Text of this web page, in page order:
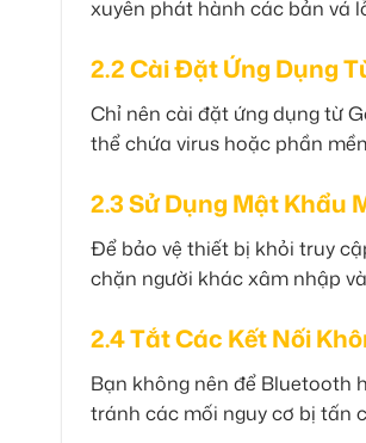
xuyên phát hành các bản vá
2.2 Cài Đặt Ứng Dụng
Chỉ nên cài đặt ứng dụng từ
thể chứa virus hoặc phần
2.3 Sử Dụng Mật Khẩu
Để bảo vệ thiết bị khỏi truy
chặn người khác xâm nhập
2.4 Tắt Các Kết Nối
Bạn không nên để Bluetooth
tránh các mối nguy cơ bị tấn